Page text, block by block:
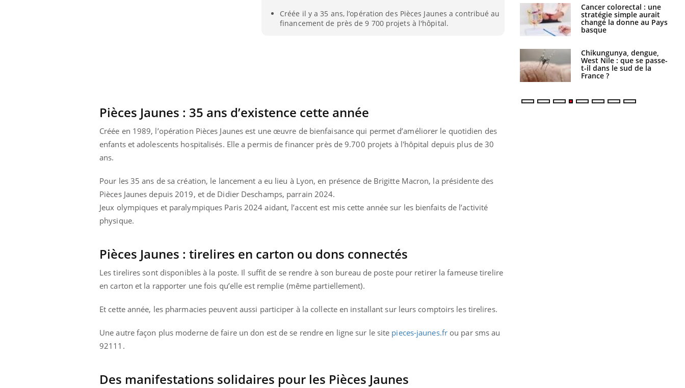
Créée il y a 35 ans, l’opération des Pièces Jaunes a contribué au
financement de près de 9 700 projets à l'hôpital.
Pièces Jaunes : 35 ans d’existence cette année
Créée en 1989, l’opération Pièces Jaunes est une œuvre de bienfaisance qui permet d’améliorer le quotidien des
enfants et adolescents hospitalisés. Elle a permis de financer près de 9.700 projets à l'hôpital depuis plus de 30
ans.
Pour les 35 ans de sa création, le lancement a eu lieu à Lyon, en présence de Brigitte Macron, la présidente des
Pièces Jaunes depuis 2019, et de Didier Deschamps, parrain 2024.
Jeux olympiques et paralympiques Paris 2024 aidant, l’accent est mis cette année sur les bienfaits de l’activité
physique.
Pièces Jaunes : tirelires en carton ou dons connectés
Les tirelires sont disponibles à la poste. Il suffit de se rendre à son bureau de poste pour retirer la fameuse tirelire
en carton et la rapporter une fois qu’elle est remplie (même partiellement).
Et cette année, les pharmacies peuvent aussi participer à la collecte en installant sur leurs comptoirs les tirelires.
Une autre façon plus moderne de faire un don est de se rendre en ligne sur le site pieces-jaunes.frou par sms au
92111.
Des manifestations solidaires pour les Pièces Jaunes
pendant les vacances ? naturel attire l'attention
des chercheurs
Cancer colorectal : une
stratégie simple aurait
changé la donne au Pays
basque
Chikungunya, dengue,
West Nile : que se passe-
t-il dans le sud de la
France ?